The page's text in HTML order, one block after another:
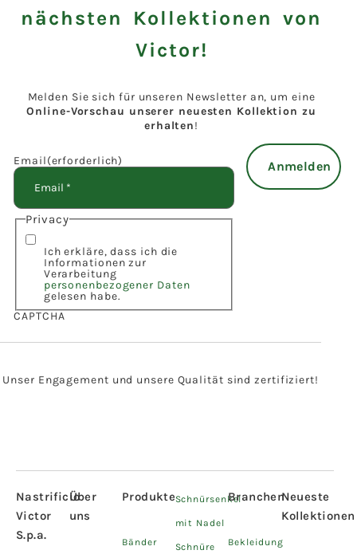
nächsten Kollektionen von
Victor!
Melden Sie sich für unseren Newsletter an, um eine
Online-Vorschau unserer neuesten Kollektion zu
erhalten!
Email(erforderlich)
Privacy
Ich erkläre, dass ich die
Informationen zur
Verarbeitung
personenbezogener Daten
gelesen habe.
CAPTCHA
Unser Engagement und unsere Qualität sind zertifiziert!
Nastrificio
Victor
S.p.a.
Über
uns
Produkte
Bänder
Schnürsenkel
mit Nadel
Schnüre
Branchen
Bekleidung
Neueste
Kollektionen